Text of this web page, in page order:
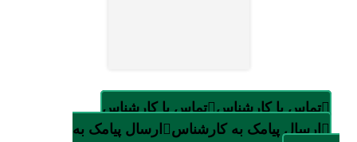
تماس با کارشناس تماس با کارشناس
ارسال پیامک به کارشناس
ارسال پیامک به